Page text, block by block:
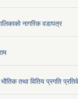
नागरिक वडापत्र
तथा वितिय प्रगति